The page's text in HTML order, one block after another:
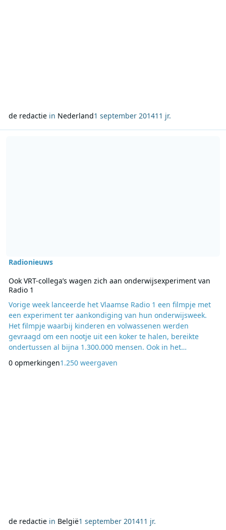
de redactiein Nederland1 september 201411 jr.
Radionieuws
Ook VRT-collega’s wagen zich aan onderwijsexperiment van
Radio 1
Vorige week lanceerde het Vlaamse Radio 1 een filmpje met
een experiment ter aankondiging van hun onderwijsweek.
Het filmpje waarbij kinderen en volwassenen werden
gevraagd om een nootje uit een koker te halen, bereikte
ondertussen al bijna 1.300.000 mensen. Ook in het
overgenomen. Maar er is meer. De omroep vroeg ook
0 opmerkingen1.250 weergaven
de redactiein België1 september 201411 jr.